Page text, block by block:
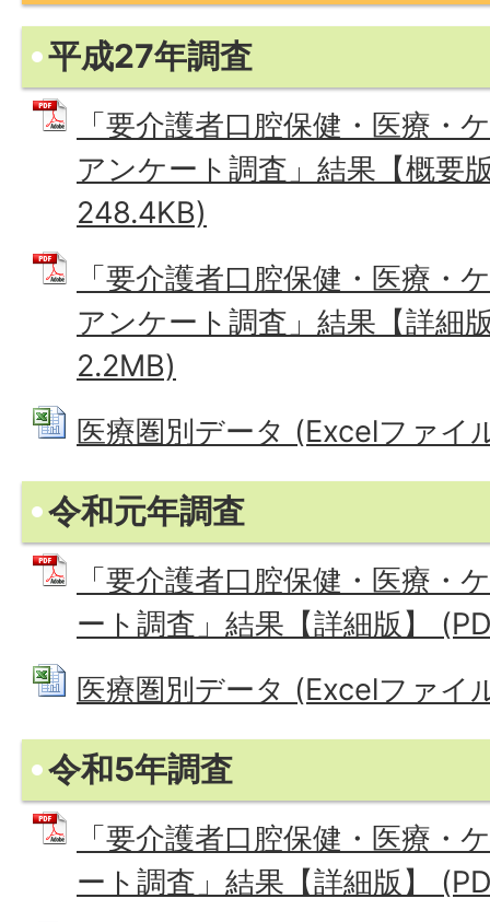
平成27年調査
「要介護者口腔保健・医療・
アンケート調査」結果【概要
248.4KB)
「要介護者口腔保健・医療・
アンケート調査」結果【詳細
2.2MB)
医療圏別データ (Excelファイ
令和元年調査
「要介護者口腔保健・医療・
ート調査」結果【詳細版】
医療圏別データ (Excelファイ
令和5年調査
「要介護者口腔保健・医療・
ート調査」結果【詳細版】